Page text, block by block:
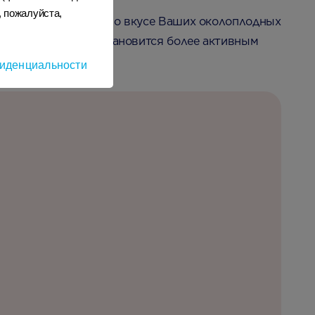
тонкие различия во вкусе Ваших околоплодных
как он становится более активным